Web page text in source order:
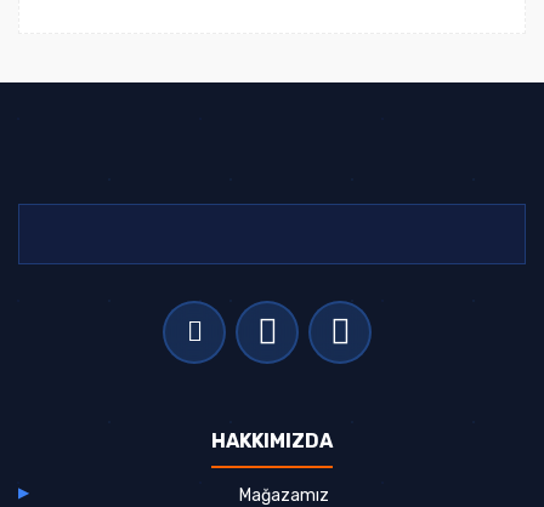
HAKKIMIZDA
Mağazamız